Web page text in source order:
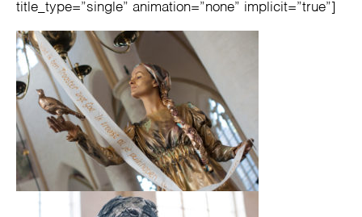
title_type=”single” animation=”none” implicit=”true”]